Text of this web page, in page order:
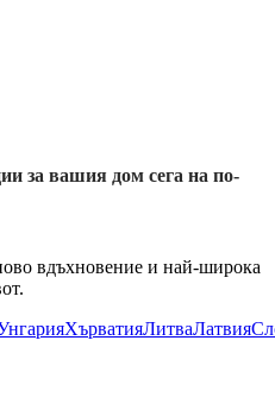
за вашия дом сега на по-
вдъхновение и най-широка
ХърватияЛитваЛатвия